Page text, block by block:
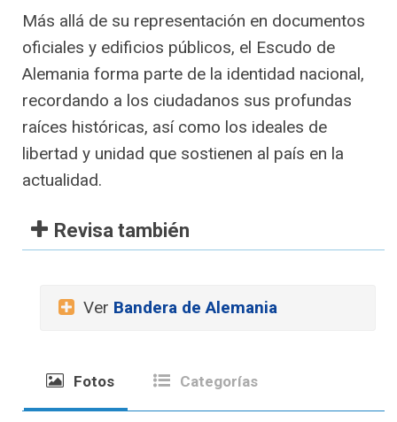
Más allá de su representación en documentos
oficiales y edificios públicos, el Escudo de
Alemania forma parte de la identidad nacional,
recordando a los ciudadanos sus profundas
raíces históricas, así como los ideales de
libertad y unidad que sostienen al país en la
actualidad.
Revisa también
Ver Bandera de Alemania
Fotos Categorías